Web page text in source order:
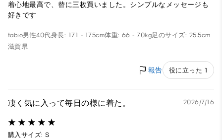
着心地最高で、替に三枚買いました。シンプルなメッセージも
好きです
tabio男性40代身長: 171 - 175cm体重: 66 - 70kg足のサイズ: 25.5cm
滋賀県
報告 役に立った 1
凄く気に入って毎日の様に着た。 2026/7/16
購入サイズ: S